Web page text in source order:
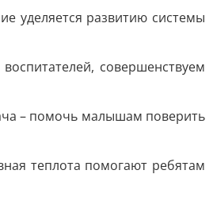
уделяется развитию системы
совершенствуем
– помочь малышам поверить
теплота помогают ребятам